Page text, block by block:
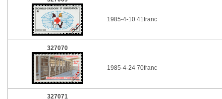
1985-4-10 41franc
327070
1985-4-24 70franc
327071